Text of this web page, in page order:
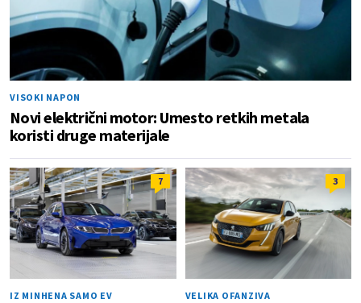
VISOKI NAPON
Novi električni motor: Umesto retkih metala
koristi druge materijale
7
IZ MINHENA SAMO EV
3
VELIKA OFANZIVA